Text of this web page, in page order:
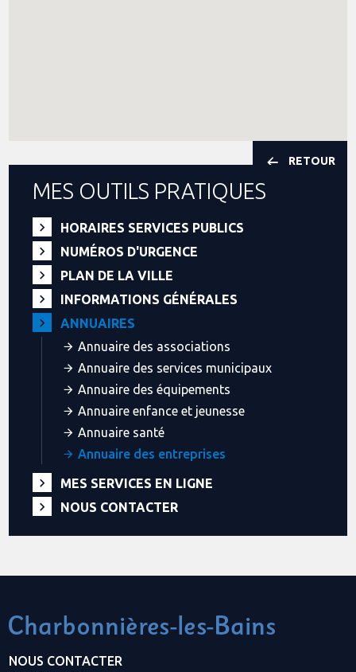
RETOUR
MES OUTILS PRATIQUES
HORAIRES SERVICES PUBLICS
NUMÉROS D'URGENCE
PLAN DE LA VILLE
INFORMATIONS GÉNÉRALES
ANNUAIRES
Annuaire des associations
Annuaire des services municipaux
Annuaire des équipements
Annuaire enfance et jeunesse
Annuaire santé
Annuaire des entreprises
MES SERVICES EN LIGNE
NOUS CONTACTER
NOUS CONTACTER